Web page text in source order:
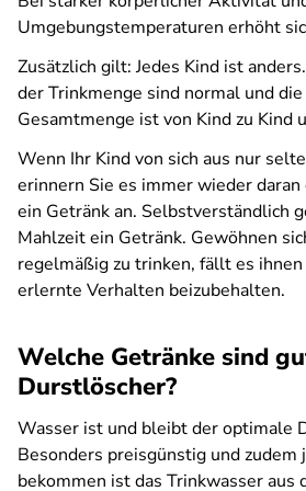
Umgebungstemperaturen erhöht
Zusätzlich gilt: Jedes Kind ist
der Trinkmenge sind normal und
Gesamtmenge ist von Kind zu Kind
Wenn Ihr Kind von sich aus nur
erinnern Sie es immer wieder
ein Getränk an. Selbstverständlich
Mahlzeit ein Getränk. Gewöhnen
regelmäßig zu trinken, fällt es
erlernte Verhalten beizubehalten.
Welche Getränke sind
Durstlöscher?
Wasser ist und bleibt der optimale
Besonders preisgünstig und zudem
bekommen ist das Trinkwasser aus